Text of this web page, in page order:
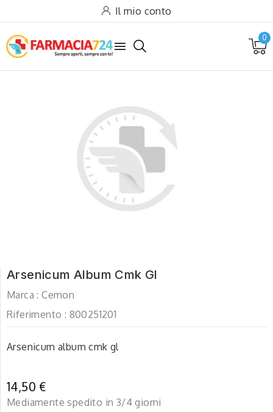
Il mio conto

0
Arsenicum Album Cmk Gl
Marca : Cemon
Riferimento : 800251201
Arsenicum album cmk gl
14,50 €
Mediamente spedito in 3/4 giorni